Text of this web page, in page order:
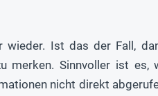
Ist das der Fall,
merken. Sinnvoller ist es,
nicht direkt